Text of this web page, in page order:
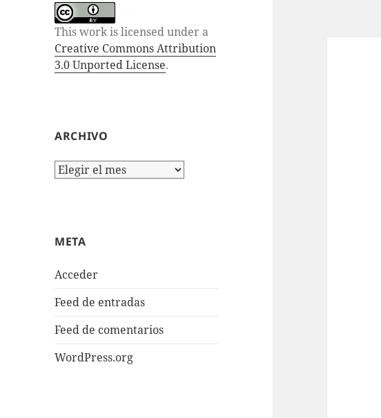
This work is licensed under a
Creative Commons Attribution
3.0 Unported License.
ARCHIVO
Archivo
META
Acceder
Feed de entradas
Feed de comentarios
WordPress.org